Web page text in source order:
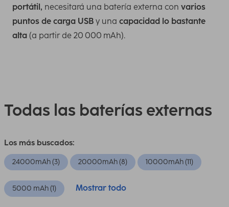
portátil, necesitará una batería externa con varios
puntos de carga USB y una capacidad lo bastante
alta (a partir de 20 000 mAh).
Todas las baterías externas
Los más buscados:
24000mAh (3) 20000mAh (8) 10000mAh (11)
5000 mAh (1) Mostrar todo